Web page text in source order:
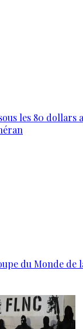
les 80 dollars
du Monde de